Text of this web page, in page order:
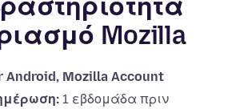
Mozilla
Android, Mozilla Account
1 εβδομάδα πριν